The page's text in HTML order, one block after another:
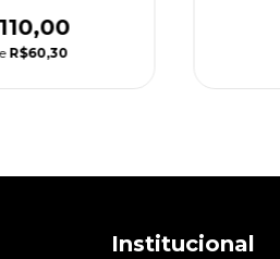
R$60,30
Institucional